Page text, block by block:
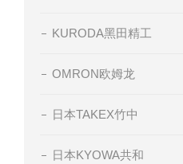
KURODA黑田精工
OMRON欧姆龙
日本TAKEX竹中
日本KYOWA共和